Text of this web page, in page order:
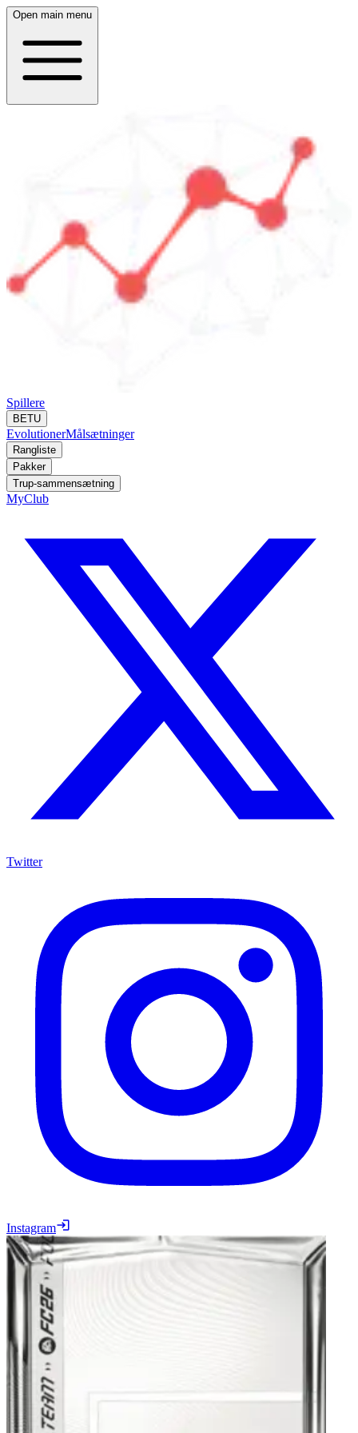
Open main menu
Spillere
BETU
EvolutionerMålsætninger
Rangliste
Pakker
Trup-sammensætning
MyClub
Twitter
Instagram